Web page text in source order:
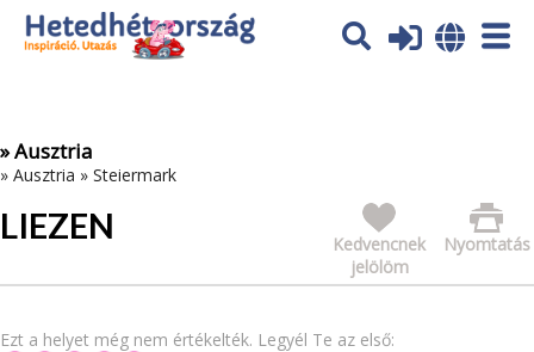
Az oldal sütiket (cookies) használ. További tájékoztatás itt:
Adatvédelmi tájékoztató
» Ausztria
» Ausztria » Steiermark
LIEZEN Nyomtatás
Kedvencnek
jelölöm
Ezt a helyet még nem értékelték. Legyél Te az első: